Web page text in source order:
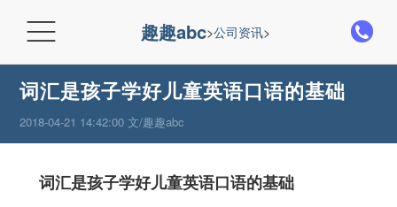
 趣趣abc>公司资讯>
词汇是孩子学好儿童英语口语的基础
2018-04-21 14:42:00 文/趣趣abc
词汇是孩子学好儿童英语口语的基础